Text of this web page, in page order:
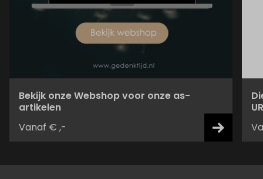
Bekijk onze Webshop voor onze as-
artikelen
Vanaf € ,-